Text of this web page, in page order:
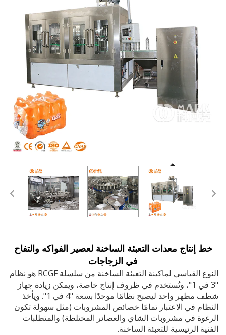
إنتاج معدات التعبئة الساخنة لعصير الفواكه والتفاح
في الزجاجات
النوع القياسي لماكينة التعبئة الساخنة من سلسلة RCGF هو نظام
"3 في 1"، وتُستخدم في ظروف إنتاج خاصة، ويمكن زيادة جهاز
شطف مطهر واحد ليصبح نظامًا موحدًا بسعة "4 في 1". ويأخذ
في الاعتبار تمامًا خصائص المشروبات (مثل سهولة تكون
في مشروبات الشاي والعصائر المختلطة) والمتطلبات
الرئيسية للتعبئة الساخنة.